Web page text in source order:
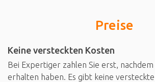
Preise
Keine versteckten Kosten
Bei Expertiger zahlen Sie erst,
erhalten haben. Es gibt keine